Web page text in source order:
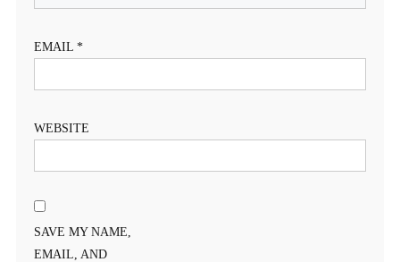
EMAIL *
WEBSITE
SAVE MY NAME,
EMAIL, AND